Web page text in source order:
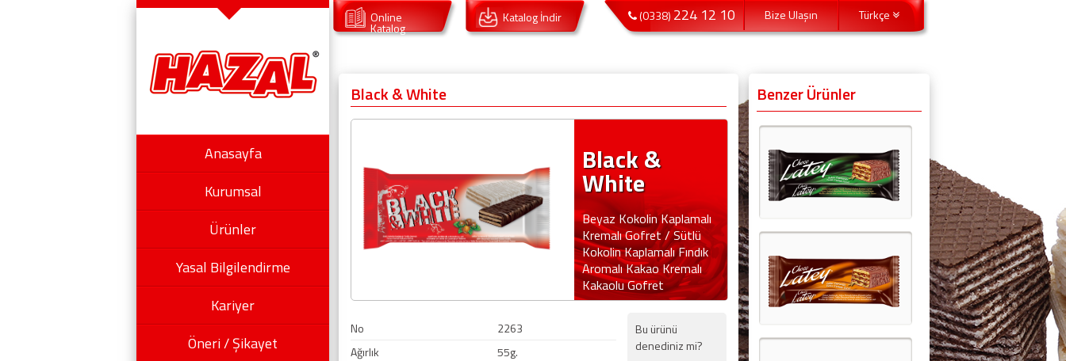
Anasayfa
Kurumsal
Ürünler
Yasal Bilgilendirme
Kariyer
Öneri / Şikayet
Online
Katalog
Katalog İndir (0338) 224 12 10 Bize Ulaşın Türkçe
Benzer Ürünler
Black & White
Black &
White
Beyaz Kokolin Kaplamalı
Kremalı Gofret / Sütlü
Kokolin Kaplamalı Fındık
Aromalı Kakao Kremalı
Kakaolu Gofret
No
2263
Ağırlık
55g.
Bu ürünü
denediniz mi?